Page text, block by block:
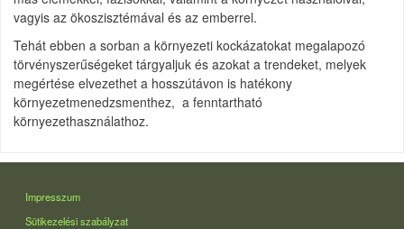
vagyis az ökoszisztémával és az emberrel.
Tehát ebben a sorban a környezeti kockázatokat megalapozó
törvényszerűségeket tárgyaljuk és azokat a trendeket, melyek
megértése elvezethet a hosszútávon is hatékony
környezetmenedzsmenthez, a fenntartható
környezethasználathoz.
LÁBLÉC
Impresszum
Sütikezelési szabályzat